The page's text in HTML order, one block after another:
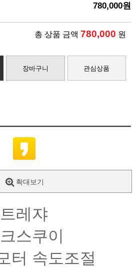
780,000원
총 상품 금액 780,000 원
장바구니 관심상품
확대보기
트레쟈
스쿠이
터 속도조절